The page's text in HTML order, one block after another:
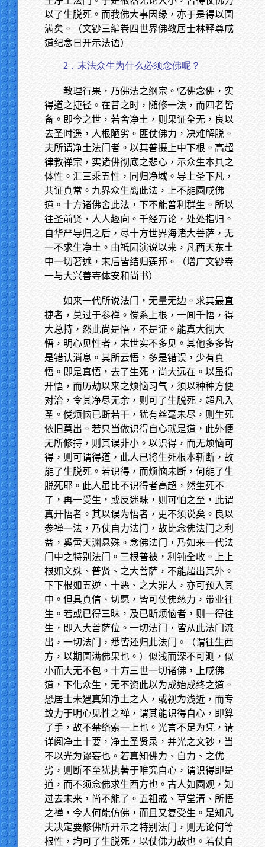
以了生脱死。而我佛大事因缘，亦于是得以圆
满矣。（文钞三编卷四世界佛教居士林释尊成
道纪念日开示法语）
2．末法众生为什么必须念佛呢？
教理行果，乃佛法之纲宗。忆佛念佛，实
得道之捷径。在昔之时，随修一法，而四者皆
备。即今之世，若舍净土，则果证全无，良以
去圣时遥，人根陋劣。匪仗佛力，决难解脱。
夫所谓净土法门者。以其普摄上中下根。高超
律教禅宗，实诸佛彻底之悲心，示众生本具之
体性。汇三乘五性，同归净域。导上圣下凡，
共证真常。九界众生离此法，上不能圆成佛
道。十方诸佛舍此法，下不能普利群生。所以
往圣前贤，人人趣向。千经万论，处处指归。
自华严导归之后，尽十方世界海诸大菩萨，无
一不求生净土。由祗园演说以来，凡西天东土
中一切著述，末后皆结归莲邦。（增广文钞卷
一与大兴善寺体安和尚书）
如来一代所说法门，无量无边。求其最直
捷者，莫过于参禅。傥系上根，一闻千悟，得
大总持，然此尚是悟，不是证。能真大彻大
悟，明心见性者，末世实不多见。其他多多皆
是错认消息。其所云悟，多是错误，少有真
悟。即是真悟，去了生死，尚大远在。以虽得
开悟，而历劫以来之烦恼习气，须以种种方便
对治，令其净尽无余，则可了生脱死，超凡入
圣。傥烦恼已断若干，犹有丝毫未尽，则生死
依旧莫出。若只当做识得自心就是道，此外便
无所修持，则其误非小。以识得，而无烦恼可
得，则可谓得道，此人已将生死根本斩断，故
能了生脱死。若识得，而烦恼未断，何能了生
脱死耶。此人虽比不识得者高超，然生死不
了，再一受生，或反迷昧，则可怕之至，此谓
真开悟者。其以误为悟者，更不须说矣。良以
参禅一法，乃仗自力法门，故比念佛法门之利
益，奚啻天渊悬殊。念佛法门，乃如来一代法
门中之特别法门。三根普被，利钝全收。上上
根如文殊、普贤、之大菩萨，不能超出其外。
下下根如五逆、十恶、之大罪人，亦可预入其
中。但具真信、切愿，皆可仗佛慈力，带业往
生。若或已得三昧，及已断烦恼者，则一得往
生，即入大菩萨位。一切法门，皆从此法门流
出，一切法门，悉皆还归此法门。（谓往生西
方，以期圆满佛果也。）似浅而深不可测，似
小而大无不包。十方三世一切诸佛，上成佛
道，下化众生，无不资此以为成始成终之道。
恐居士未遇真知净土之人，或视为浅近，而专
致力于明心见性之禅，谓其能识得自心，即算
了手，故不禁络索一上也。光言不足为凭，请
详阅净土十要，净土圣贤录，并光之文钞，当
不以光为谬妄也。若真知佛力、自力、之优
劣，则断不至犹执著于唯究自心，谓识得即是
道，而不须念佛求生西方也。古人如圆观，知
过去未来，尚不能了。五祖戒、草堂清、所悟
之禅，今人何能仿佛，而且又复受生。是知凡
夫决定要修佛所开示之特别法门，则无论何等
根性，均可了生脱死，以仗佛力故也。若仗自